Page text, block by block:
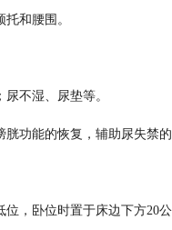
和腰围。
不湿、尿垫等。
功能的恢复，辅助尿失禁
，卧位时置于床边下方20